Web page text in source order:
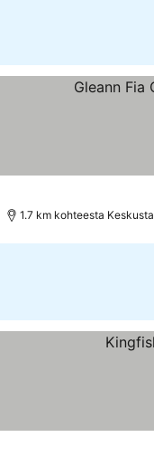
1.7 km kohteesta Keskusta